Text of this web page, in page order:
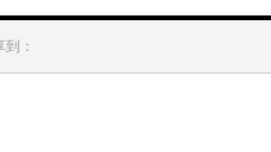
到：